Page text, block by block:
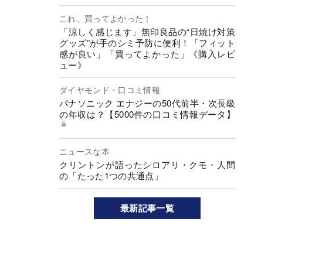
これ、買ってよかった！
「涼しく感じます」無印良品の“日焼け対策
グッズ”が手のシミ予防に便利！「フィット
感が良い」「買ってよかった」《購入レビ
ュー》
ダイヤモンド・口コミ情報
パナソニック エナジーの50代前半・次長級
の年収は？【5000件の口コミ情報データ】
ニュースな本
クリントンが語ったシロアリ・クモ・人間
の「たった1つの共通点」
最新記事一覧